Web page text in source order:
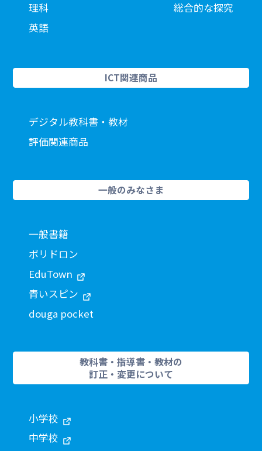
理科
英語
総合的な探究
ICT関連商品
デジタル教科書・教材
評価関連商品
一般のみなさま
一般書籍
ポリドロン
EduTown
青いスピン
douga pocket
教科書・指導書・教材の
訂正・変更について
小学校
中学校